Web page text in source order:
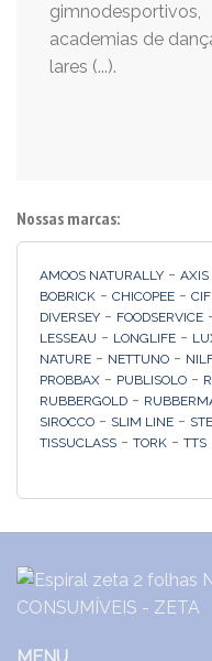
gimnodesportivos,
academias de
lares (...).
Nossas marcas:
AMOOS NATURALLY - AXIS
BOBRICK - CHICOPEE - CIF
DIVERSEY - FOODSERVICE
LESSEAU - LONGLIFE -
NATURE - NETTUNO -
PROBBAX - PUBLISOLO -
RUBBERGOLD -
SIROCCO - SLIM LINE -
TISSUCLASS - TORK - TTS
MENU